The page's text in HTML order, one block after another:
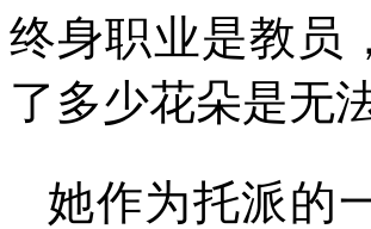
终身职业是教员
了多少花朵是无
她作为托派的